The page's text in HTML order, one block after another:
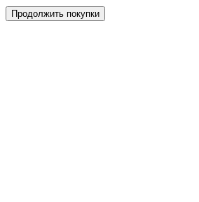
Продолжить покупки